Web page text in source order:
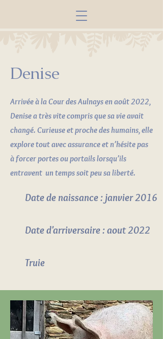
Denise
Arrivée à la Cour des Aulnays en août 2022,
Denise a très vite compris que sa vie avait
changé. Curieuse et proche des humains, elle
explore tout avec assurance et n’hésite pas
à forcer portes ou portails lorsqu’ils
entravent un temps soit peu sa liberté.
Date de naissance : janvier 2016
Date d'arriversaire : aout 2022
Truie